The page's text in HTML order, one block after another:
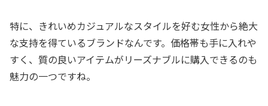
特に、きれいめカジュアルなスタイルを好む女性から絶大
な支持を得ているブランドなんです。価格帯も手に入れや
すく、質の良いアイテムがリーズナブルに購入できるのも
魅力の一つですね。